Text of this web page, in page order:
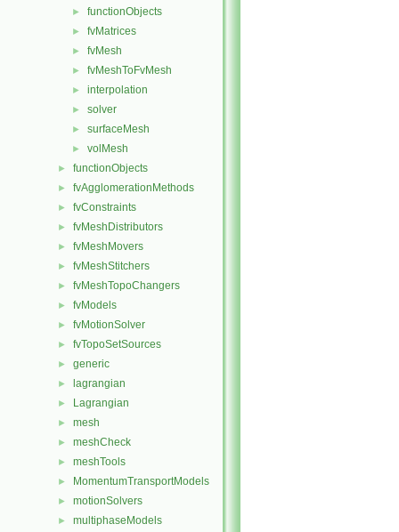
► functionObjects
► fvMatrices
► fvMesh
► fvMeshToFvMesh
► interpolation
► solver
► surfaceMesh
► volMesh
► functionObjects
► fvAgglomerationMethods
► fvConstraints
► fvMeshDistributors
► fvMeshMovers
► fvMeshStitchers
► fvMeshTopoChangers
► fvModels
► fvMotionSolver
► fvTopoSetSources
► generic
► lagrangian
► Lagrangian
► mesh
► meshCheck
► meshTools
► MomentumTransportModels
► motionSolvers
► multiphaseModels